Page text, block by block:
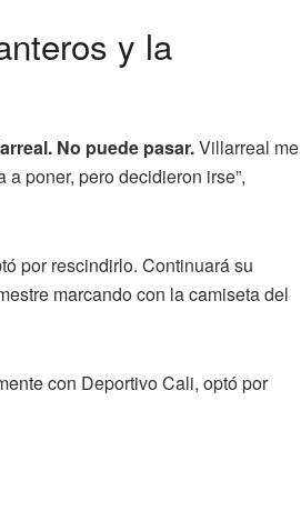
y la
No puede pasar.Villarreal me
poner, pero decidieron irse”,
por rescindirlo. Continuará su
marcando con la camiseta del
con Deportivo Cali, optó por